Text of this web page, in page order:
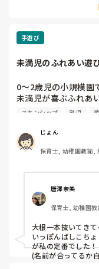
手遊び
未満児のふれあい遊
0〜2歳児の小規模園
未満児が喜ぶふれあ
しかったよ、という
スキンシップ 乳児
じょん
保育士, 幼稚園教諭,
唐澤奈美
保育士, 幼稚園
大根一本抜いてきて
いっぽんばしこちょ
が私の定番でした！
(名前が合ってるか